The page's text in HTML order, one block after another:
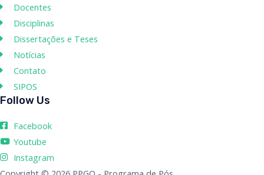
Docentes
Disciplinas
Dissertações e Teses
Notícias
Contato
SIPOS
Follow Us
Facebook
Youtube
Instagram